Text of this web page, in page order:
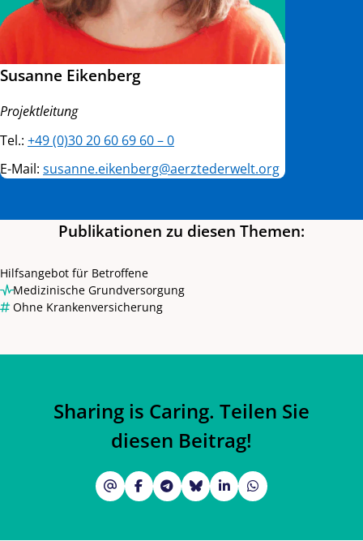
Susanne Eikenberg
Projektleitung
Tel.: +49 (0)30 20 60 69 60 – 0
E-Mail: susanne.eikenberg@aerztederwelt.org
Publikationen zu diesen Themen:
Hilfsangebot für Betroffene
Medizinische Grundversorgung
Ohne Krankenversicherung
Sharing is Caring. Teilen Sie
diesen Beitrag!